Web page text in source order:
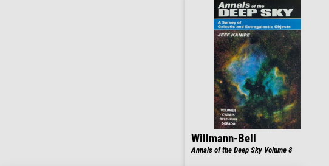
Willmann-Bell
Annals of the Deep Sky Volume 8